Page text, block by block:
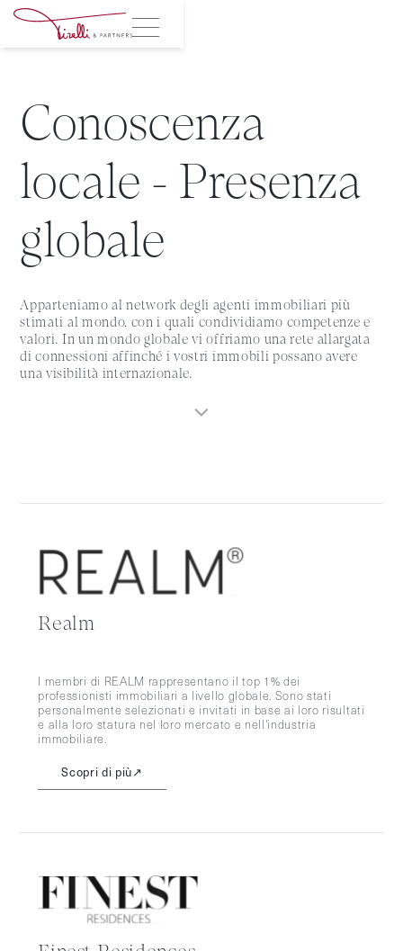
Conoscenza
locale - Presenza
globale
Apparteniamo al network degli agenti immobiliari più
stimati al mondo, con i quali condividiamo competenze e
valori. In un mondo globale vi offriamo una rete allargata
di connessioni affinché i vostri immobili possano avere
una visibilità internazionale.
Realm
I membri di REALM rappresentano il top 1% dei
professionisti immobiliari a livello globale. Sono stati
personalmente selezionati e invitati in base ai loro risultati
e alla loro statura nel loro mercato e nell'industria
immobiliare.
Scopri di più↗